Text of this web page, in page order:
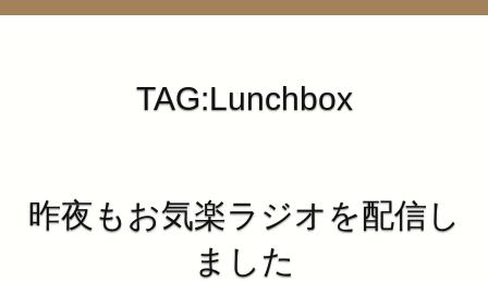
TAG:Lunchbox
昨夜もお気楽ラジオを配信し
ました